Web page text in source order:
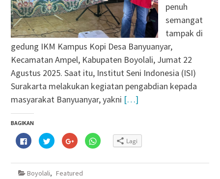
penuh
semangat
tampak di
gedung IKM Kampus Kopi Desa Banyuanyar,
Kecamatan Ampel, Kabupaten Boyolali, Jumat 22
Agustus 2025. Saat itu, Institut Seni Indonesia (ISI)
Surakarta melakukan kegiatan pengabdian kepada
masyarakat Banyuanyar, yakni […]
BAGIKAN
Klik
untuk
membagikan
Facebook(Membuka
jendela
Klik
untuk
berbagi
Twitter(Membuka
jendela
Klik
untuk
berbagi
Google+
di
Klik
untuk
WhatsApp(Membuka
Lagi
Boyolali, Featured